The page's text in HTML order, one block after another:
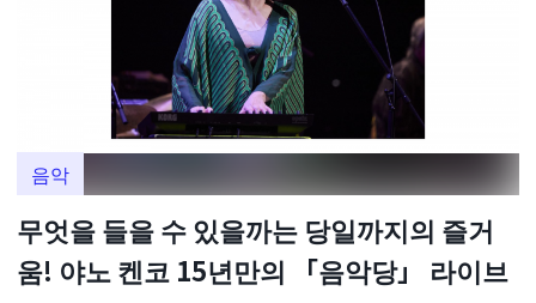
음악
무엇을 들을 수 있을까는 당일까지의 즐거
움! 야노 켄코 15년만의 「음악당」 라이브